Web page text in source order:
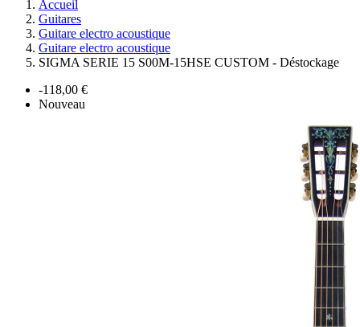
Accueil
Guitares
Guitare electro acoustique
Guitare electro acoustique
SIGMA SERIE 15 S00M-15HSE CUSTOM - Déstockage
-118,00 €
Nouveau